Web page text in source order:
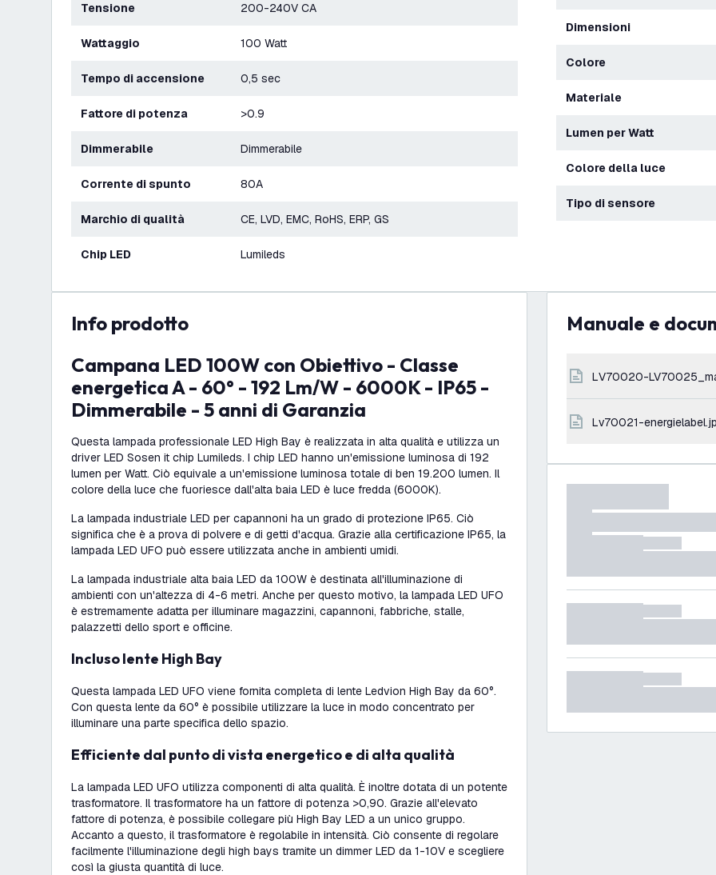
Tensione 200-240V CA
Wattaggio 100 Watt
Tempo di accensione 0,5 sec
Fattore di potenza >0.9
Dimmerabile Dimmerabile
Corrente di spunto 80A
Marchio di qualità CE, LVD, EMC, RoHS, ERP, GS
Chip LED Lumileds
Dimensioni
Colore
Materiale
Lumen per Watt
Colore della luce
Tipo di sensore
info prodotto
Campana LED 100W con Obiettivo - Classe
energetica A - 60° - 192 Lm/W - 6000K - IP65 -
Dimmerabile - 5 anni di Garanzia
Questa lampada professionale LED High Bay è realizzata in alta qualità e utilizza un
driver LED Sosen it chip Lumileds. I chip LED hanno un'emissione luminosa di 192
lumen per Watt. Ciò equivale a un'emissione luminosa totale di ben 19.200 lumen. Il
colore della luce che fuoriesce dall'alta baia LED è luce fredda (6000K).
La lampada industriale LED per capannoni ha un grado di protezione IP65. Ciò
significa che è a prova di polvere e di getti d'acqua. Grazie alla certificazione IP65, la
lampada LED UFO può essere utilizzata anche in ambienti umidi.
La lampada industriale alta baia LED da 100W è destinata all'illuminazione di
ambienti con un'altezza di 4-6 metri. Anche per questo motivo, la lampada LED UFO
è estremamente adatta per illuminare magazzini, capannoni, fabbriche, stalle,
palazzetti dello sport e officine.
Incluso lente High Bay
Questa lampada LED UFO viene fornita completa di lente Ledvion High Bay da 60°.
Con questa lente da 60° è possibile utilizzare la luce in modo concentrato per
illuminare una parte specifica dello spazio.
Efficiente dal punto di vista energetico e di alta qualità
La lampada LED UFO utilizza componenti di alta qualità. È inoltre dotata di un potente
trasformatore. Il trasformatore ha un fattore di potenza >0,90. Grazie all'elevato
fattore di potenza, è possibile collegare più High Bay LED a un unico gruppo.
Accanto a questo, il trasformatore è regolabile in intensità. Ciò consente di regolare
facilmente l'illuminazione degli high bays tramite un dimmer LED da 1-10V e scegliere
così la giusta quantità di luce.
Manuale e
LV70020-
lv70021-